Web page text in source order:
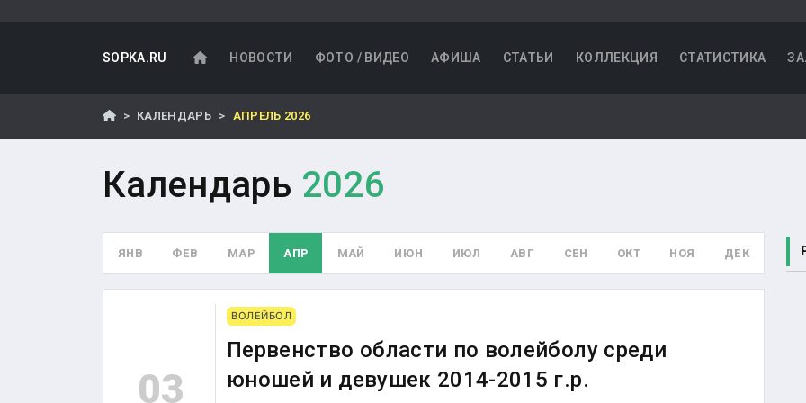
SOPKA.RU НОВОСТИ ФОТО / ВИДЕО АФИША СТАТЬИ КОЛЛЕКЦИЯ СТАТИСТИКА
КАЛЕНДАРЬ АПРЕЛЬ 2026
Календарь 2026
ЯНВ ФЕВ МАР АПР МАЙ ИЮН ИЮЛ АВГ СЕН ОКТ НОЯ ДЕК
03
ВОЛЕЙБОЛ
Первенство области по волейболу среди
юношей и девушек 2014-2015 г.р.